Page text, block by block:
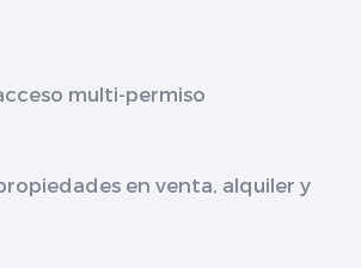
multi-permiso
en venta, alquiler y